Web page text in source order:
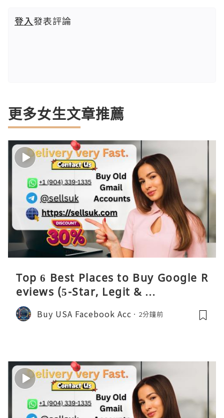
登入發表評論
更多女生文章推薦
Top 6 Best Places to Buy Google R
eviews (5-Star, Legit & …
Buy USA Facebook Acc 2分鐘前